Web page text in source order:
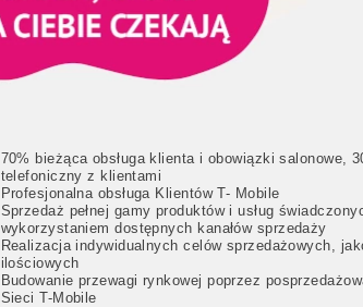
70% bieżąca obsługa klienta i obowiązki salonowe,
telefoniczny z klientami
Profesjonalna obsługa Klientów T- Mobile
Sprzedaż pełnej gamy produktów i usług
wykorzystaniem dostępnych kanałów sprzedaży
Realizacja indywidualnych celów sprzedażowych,
ilościowych
Budowanie przewagi rynkowej poprzez
Sieci T-Mobile